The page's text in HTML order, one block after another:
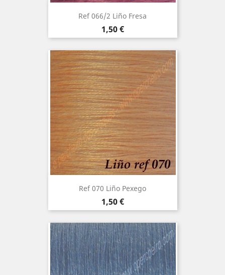
Ref 066/2 Liño Fresa
Precio
1,50 €
Ref 070 Liño Pexego
Precio
1,50 €